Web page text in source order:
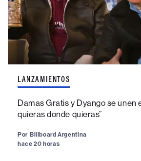
LANZAMIENTOS
Damas Gratis y Dyango se unen
quieras donde quieras”
Por Billboard Argentina
hace 20 horas